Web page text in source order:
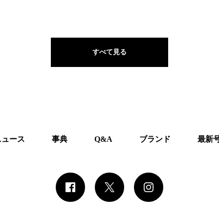
すべて見る
ース 事典 Q&A ブランド 最新